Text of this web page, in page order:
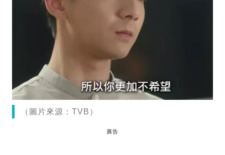
（圖片來源：TVB）
廣告